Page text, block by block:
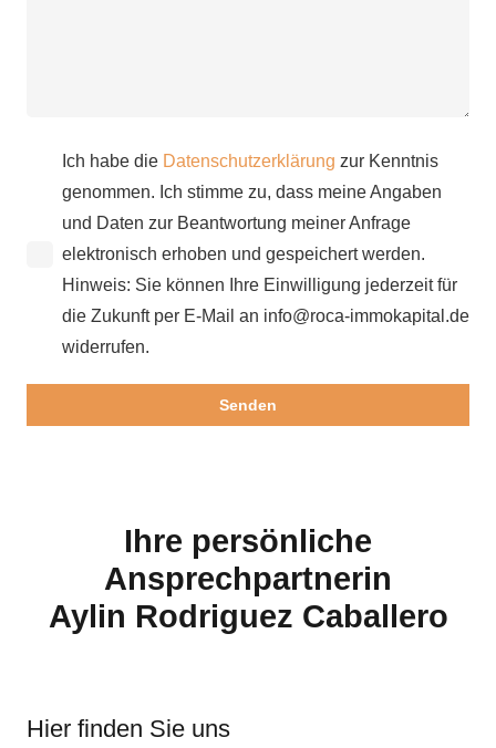
Ich habe die Datenschutzerklärung zur Kenntnis
genommen. Ich stimme zu, dass meine Angaben
und Daten zur Beantwortung meiner Anfrage
elektronisch erhoben und gespeichert werden.
Hinweis: Sie können Ihre Einwilligung jederzeit für
die Zukunft per E-Mail an info@roca-immokapital.de
widerrufen.
Ihre persönliche
Ansprechpartnerin
Aylin Rodriguez Caballero
Hier finden Sie uns